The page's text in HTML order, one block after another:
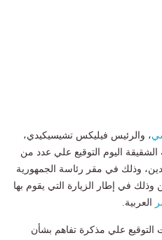
، والرئيس فيليكس تشيسيكيدي،
اليوم التوقيع علي عدد من
وذلك في مقر رئاسة الجمهورية
في إطار الزيارة التي يقوم بها
العربية.
التوقيع علي مذكرة تفاهم بشأن